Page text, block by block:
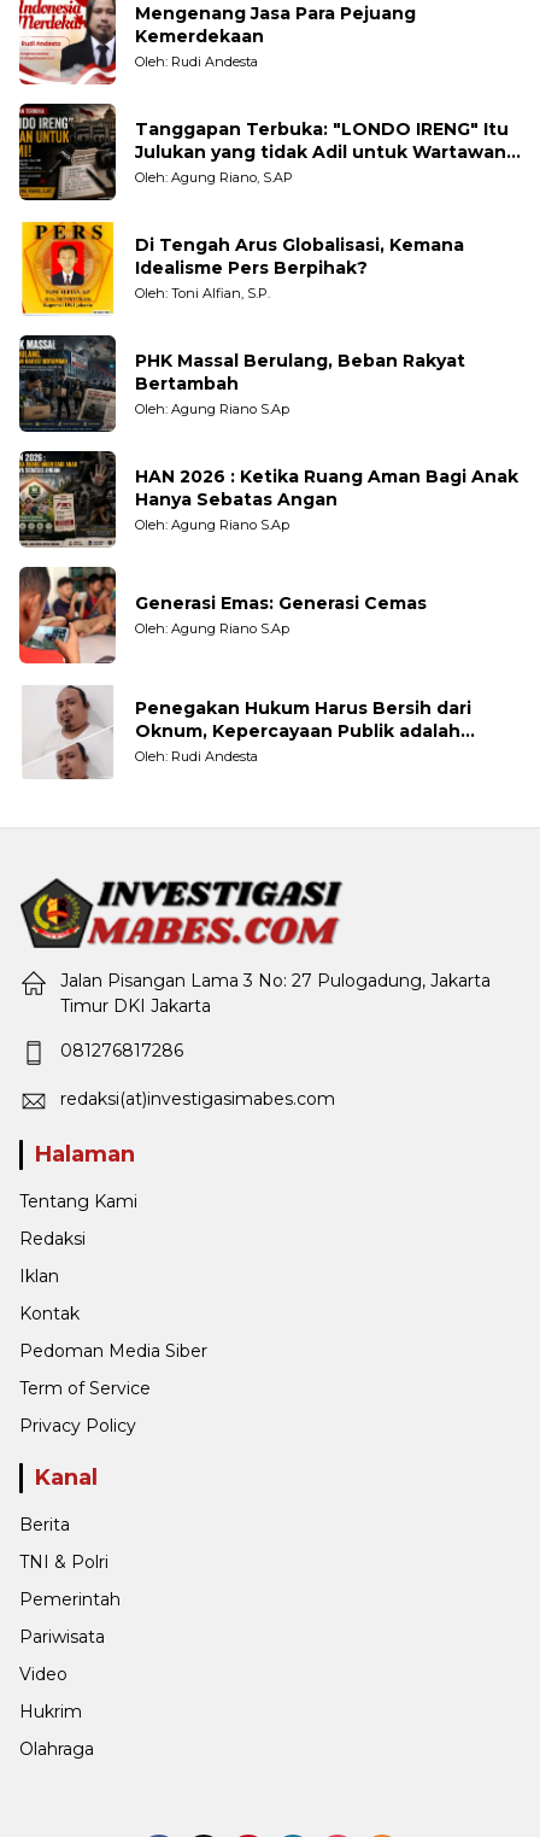
Mengenang Jasa Para Pejuang
Kemerdekaan
Oleh: Rudi Andesta
Tanggapan Terbuka: "LONDO IRENG" Itu
Julukan yang tidak Adil untuk Wartawan,
Pengamat dan LSM
Oleh: Agung Riano, S.AP
Di Tengah Arus Globalisasi, Kemana
Idealisme Pers Berpihak?
Oleh: Toni Alfian, S.P.
PHK Massal Berulang, Beban Rakyat
Bertambah
Oleh: Agung Riano S.Ap
HAN 2026 : Ketika Ruang Aman Bagi Anak
Hanya Sebatas Angan
Oleh: Agung Riano S.Ap
Generasi Emas: Generasi Cemas
Oleh: Agung Riano S.Ap
Penegakan Hukum Harus Bersih dari
Oknum, Kepercayaan Publik adalah
Taruhannya
Oleh: Rudi Andesta
Jalan Pisangan Lama 3 No: 27 Pulogadung, Jakarta
Timur DKI Jakarta
081276817286
redaksi(at)investigasimabes.com
Halaman
Tentang Kami
Redaksi
Iklan
Kontak
Pedoman Media Siber
Term of Service
Privacy Policy
Kanal
Berita
TNI & Polri
Pemerintah
Pariwisata
Video
Hukrim
Olahraga